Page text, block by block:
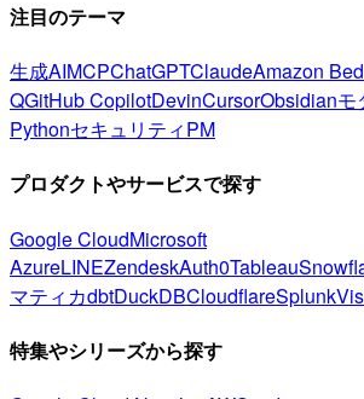
注目のテーマ
生成AIMCPChatGPTClaudeAmazon
QGitHub CopilotDevinCursorObsidianモ
PythonセキュリティPM
プロダクトやサービスで探す
Google CloudMicrosoft
AzureLINEZendeskAuth0Tableau
マティカdbtDuckDBCloudflareSplunk
特集やシリーズから探す